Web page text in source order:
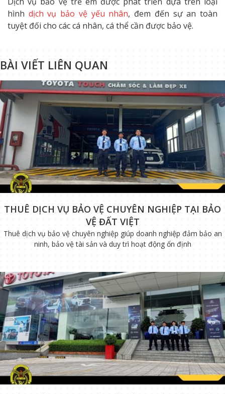
hình dịch vụ bảo vệ yếu nhân, đem đến sự an toàn
tuyệt đối cho các cá nhân, cá thể cần được bảo vệ.
BÀI VIẾT LIÊN QUAN
THUÊ DỊCH VỤ BẢO VỆ CHUYÊN NGHIỆP TẠI BẢO
VỆ ĐẤT VIỆT
Thuê dịch vụ bảo vệ chuyên nghiệp giúp doanh nghiệp đảm bảo an
ninh, bảo vệ tài sản và duy trì hoạt động ổn định